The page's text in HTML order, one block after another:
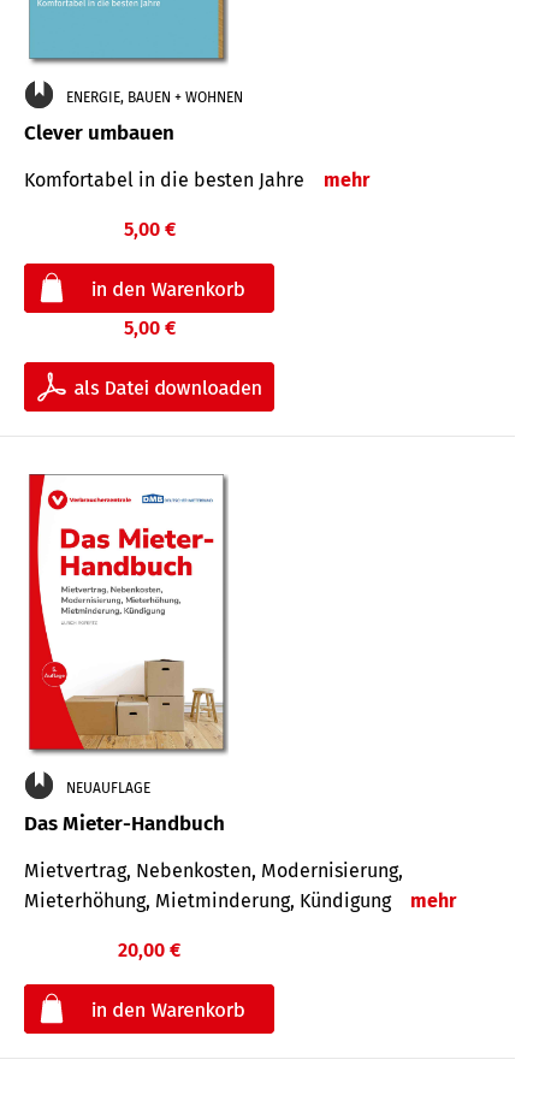
ENERGIE, BAUEN + WOHNEN
Clever umbauen
Komfortabel in die besten Jahre mehr
5,00 €
5,00 €
NEUAUFLAGE
Das Mieter-Handbuch
Mietvertrag, Nebenkosten, Modernisierung,
Mieterhöhung, Mietminderung, Kündigung
mehr
20,00 €